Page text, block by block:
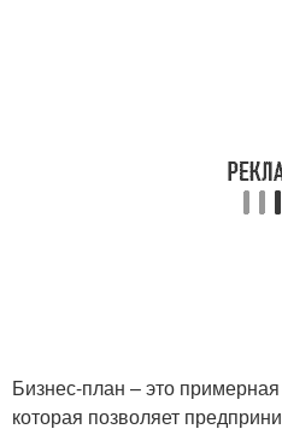
Бизнес-план – это
которая позволяет